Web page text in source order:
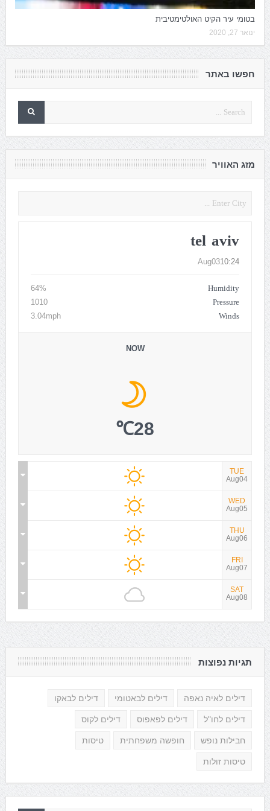
בטומי עיר הקיט האולטימטיבית
ינואר 27, 2020
חפשו באתר
מזג האוויר
tel aviv
Aug0310:24
Humidity
64%
Pressure
1010
Winds
3.04mph
NOW
28℃
TUE
Aug04
WED
Aug05
THU
Aug06
FRI
Aug07
SAT
Aug08
תגיות נפוצות
דילים לאיה נאפה דילים לבאטומי דילים לבאקו
דילים לחו"ל דילים לפאפוס דילים לקוס
חבילות נופש חופשה משפחתית טיסות
טיסות זולות